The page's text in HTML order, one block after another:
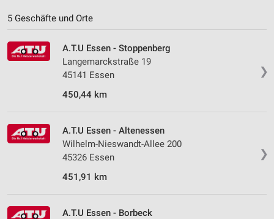
5 Geschäfte und Orte
❯
A.T.U Essen - Stoppenberg
Langemarckstraße 19
45141 Essen
450,44 km
❯
A.T.U Essen - Altenessen
Wilhelm-Nieswandt-Allee 200
45326 Essen
451,91 km
A.T.U Essen - Borbeck